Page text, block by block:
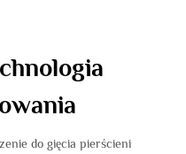
do gięcia pierścieni